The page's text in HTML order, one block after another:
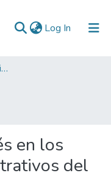
Log In (current)
Facultad de Psicología y Ciencias Sociales
en los
del